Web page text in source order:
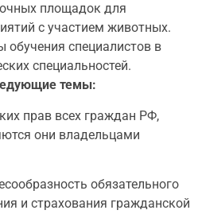
площадок для
с участием животных.
обучения специалистов в
специальностей.
темы:
прав всех граждан РФ,
они владельцами
обязательного
и страхования гражданской